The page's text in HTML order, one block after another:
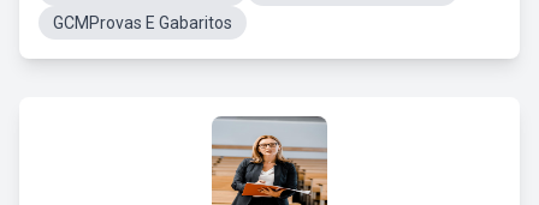
GCMProvas E Gabaritos